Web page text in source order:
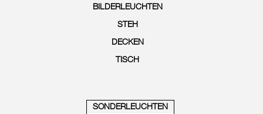
BILDERLEUCHTEN
STEH
DECKEN
TISCH
SONDERLEUCHTEN